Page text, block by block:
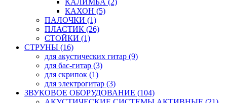
КАХОН (5)
ПАЛОЧКИ (1)
ПЛАСТИК (26)
СТОЙКИ (1)
СТРУНЫ (16)
для акустических гитар (9)
для бас-гитар (3)
для скрипок (1)
для электрогитар (3)
ЗВУКОВОЕ ОБОРУДОВАНИЕ (104)